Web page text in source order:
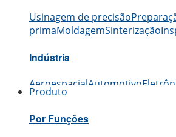
Usinagem de precisão
primaMoldagemSinterização
Indústria
AeroespacialAutomotivo
Produto
Por Funções